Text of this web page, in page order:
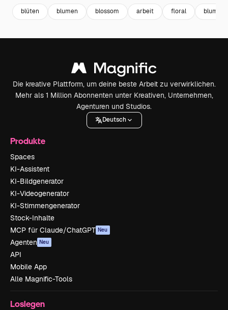
blüten blumen blossom arbeit floral blumen
Die kreative Plattform, um deine beste Arbeit zu verwirklichen.
Mehr als 1 Million Abonnenten unter Kreativen, Unternehmen,
Agenturen und Studios.
Deutsch
Produkte
Spaces
KI-Assistent
KI-Bildgenerator
KI-Videogenerator
KI-Stimmengenerator
Stock-Inhalte
MCP für Claude/ChatGPT Neu
Agenten Neu
API
Mobile App
Alle Magnific-Tools
Loslegen